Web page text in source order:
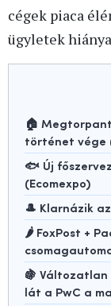
cégek piaca
ügyletek
🏠
történet vége
🐟 Új
(Ecomexpo)
🎩 Klarnázik
🌶️ FoxPost +
🍇
lát a PwC a